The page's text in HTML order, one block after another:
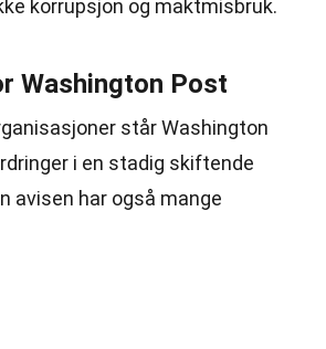
korrupsjon og maktmisbruk.
Washington Post
står Washington
i en stadig skiftende
avisen har også mange